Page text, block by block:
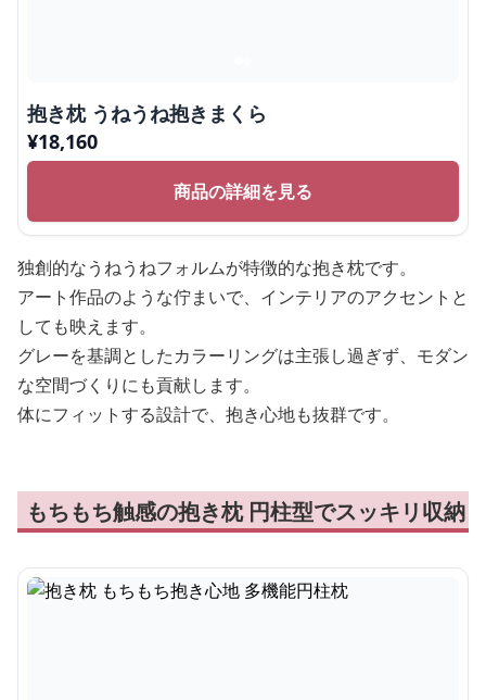
抱き枕 うねうね抱きまくら
¥18,160
商品の詳細を見る
独創的なうねうねフォルムが特徴的な抱き枕です。
アート作品のような佇まいで、インテリアのアクセントと
しても映えます。
グレーを基調としたカラーリングは主張し過ぎず、モダン
な空間づくりにも貢献します。
体にフィットする設計で、抱き心地も抜群です。
もちもち触感の抱き枕 円柱型でスッキリ収納